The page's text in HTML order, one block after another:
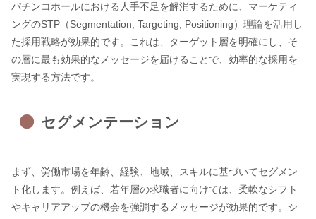
パチンコホールにおける人手不足を解消するために、マーケティ
ングのSTP（Segmentation, Targeting, Positioning）理論を活用し
た採用戦略が効果的です。これは、ターゲット層を明確にし、そ
の層に最も効果的なメッセージを届けることで、効率的な採用を
実現する方法です。
セグメンテーション
まず、労働市場を年齢、経験、地域、スキルに基づいてセグメン
ト化します。例えば、若年層の求職者に向けては、柔軟なシフト
やキャリアアップの機会を強調するメッセージが効果的です。シ